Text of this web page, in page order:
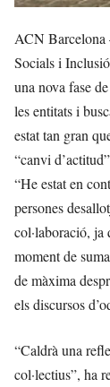
ACN Barcelona
Socials i
una nova fase
les entitats i
estat tan gran
“canvi
“He estat en
persones
col·laboració, ja
moment de
de màxima
els discursos
“Caldrà una
col·lectius”, ha